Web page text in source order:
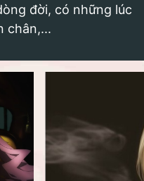
đời, có những lúc
chân,...